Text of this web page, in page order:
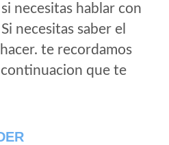
si necesitas hablar con
necesitas saber el
te recordamos
que te